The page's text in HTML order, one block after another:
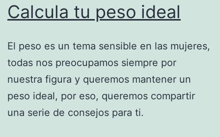
Calcula tu peso ideal
El peso es un tema sensible en las mujeres,
todas nos preocupamos siempre por
nuestra figura y queremos mantener un
peso ideal, por eso, queremos compartir
una serie de consejos para ti.